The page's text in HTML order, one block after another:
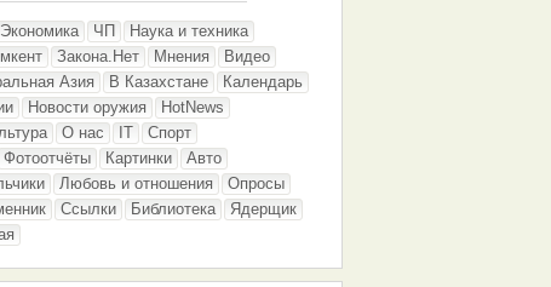
Экономика ЧП
Наука и техника
Закона.Нет Мнения
Видео
Азия В Казахстане
Календарь
Новости оружия
HotNews
О нас IT
Спорт
Фотоотчёты Картинки
Авто
Любовь и отношения
Опросы
Ссылки Библиотека
Ядерщик